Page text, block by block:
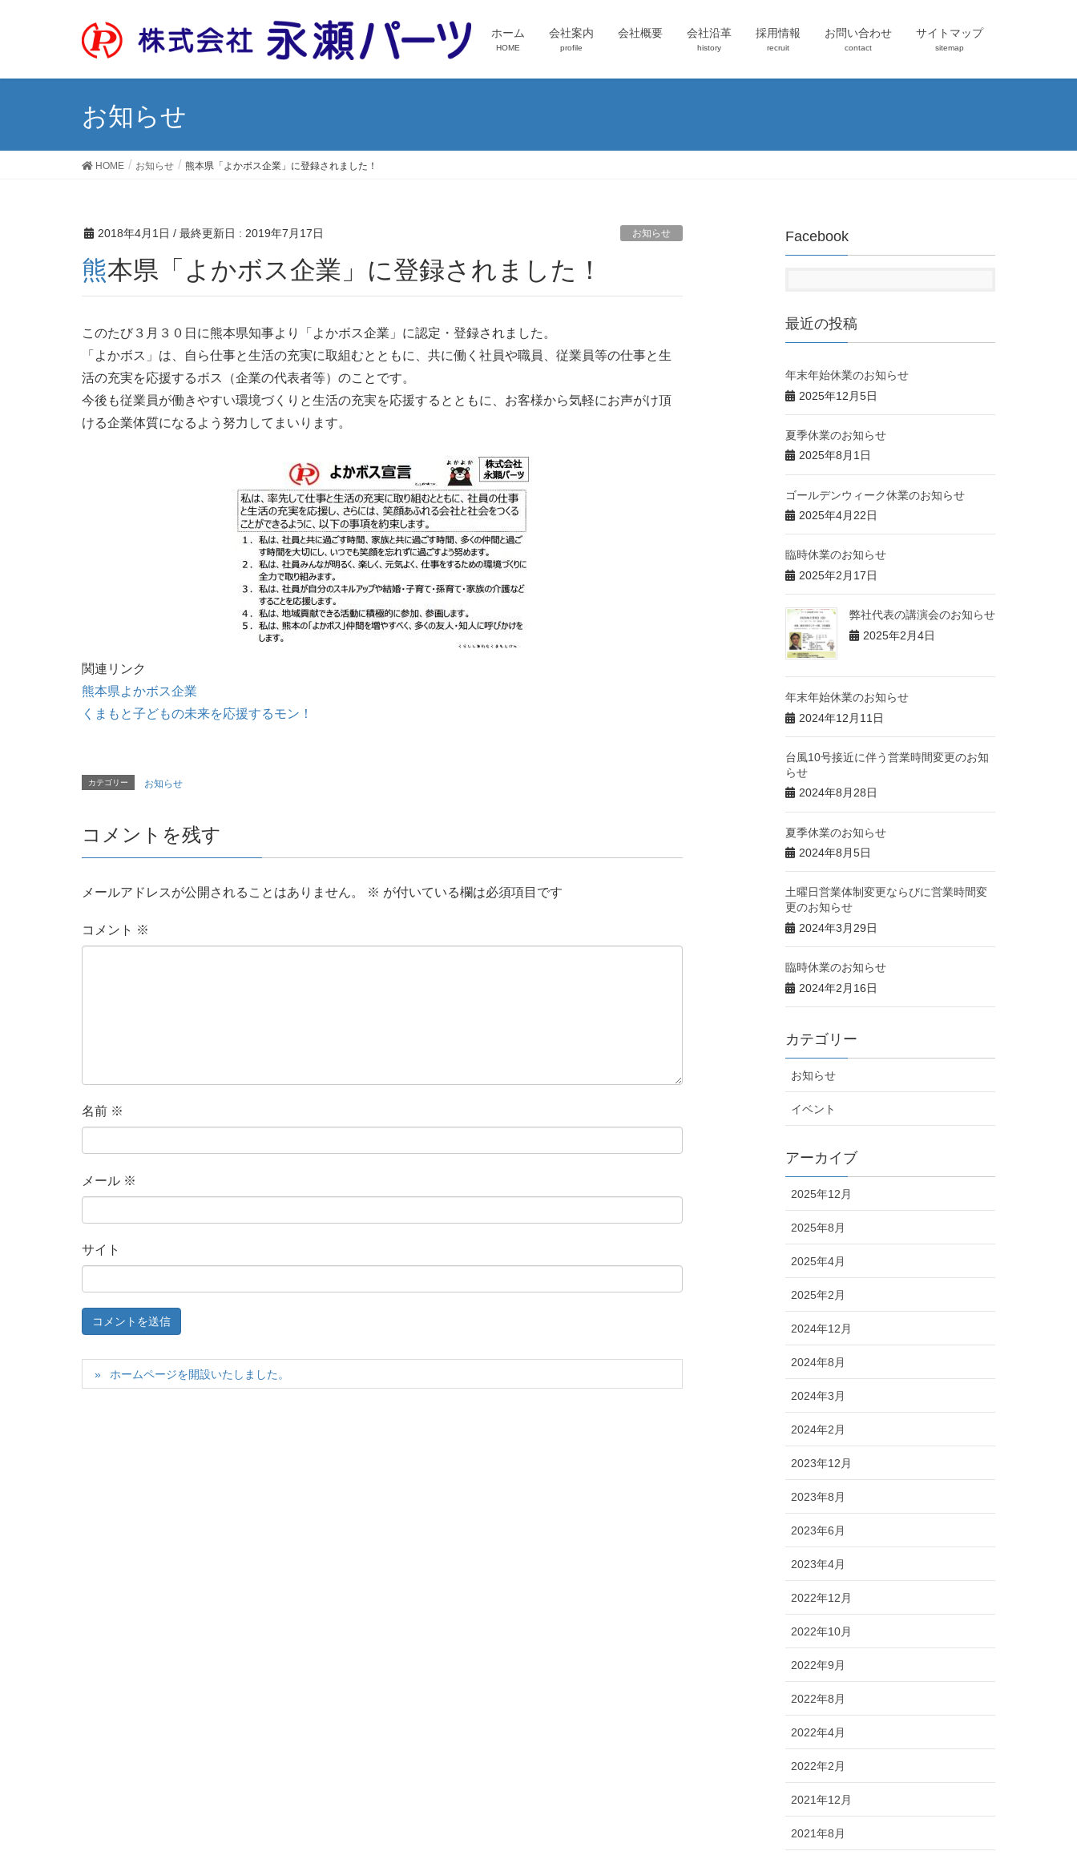
ホーム
HOME
会社案内
profile
会社概要 会社沿革
history
採用情報
recruit
お問い合わせ
contact
サイトマップ
sitemap
お知らせ
HOME お知らせ 熊本県「よかボス企業」に登録されました！
2018年4月1日 / 最終更新日 : 2019年7月17日 お知らせ
熊本県「よかボス企業」に登録されました！
このたび３月３０日に熊本県知事より「よかボス企業」に認定・登録されました。
「よかボス」は、自ら仕事と生活の充実に取組むとともに、共に働く社員や職員、従業員等の仕事と生
活の充実を応援するボス（企業の代表者等）のことです。
今後も従業員が働きやすい環境づくりと生活の充実を応援するとともに、お客様から気軽にお声がけ頂
ける企業体質になるよう努力してまいります。
関連リンク
熊本県よかボス企業
くまもと子どもの未来を応援するモン！
カテゴリー お知らせ
コメントを残す
メールアドレスが公開されることはありません。 ※ が付いている欄は必須項目です
コメント ※
名前 ※
メール ※
サイト
ホームページを開設いたしました。
Facebook
最近の投稿
年末年始休業のお知らせ
2025年12月5日
夏季休業のお知らせ
2025年8月1日
ゴールデンウィーク休業のお知らせ
2025年4月22日
臨時休業のお知らせ
2025年2月17日
弊社代表の講演会のお知らせ
2025年2月4日
年末年始休業のお知らせ
2024年12月11日
台風10号接近に伴う営業時間変更のお知
らせ
2024年8月28日
夏季休業のお知らせ
2024年8月5日
土曜日営業体制変更ならびに営業時間変
更のお知らせ
2024年3月29日
臨時休業のお知らせ
2024年2月16日
カテゴリー
お知らせ
イベント
アーカイブ
2025年12月
2025年8月
2025年4月
2025年2月
2024年12月
2024年8月
2024年3月
2024年2月
2023年12月
2023年8月
2023年6月
2023年4月
2022年12月
2022年10月
2022年9月
2022年8月
2022年4月
2022年2月
2021年12月
2021年8月